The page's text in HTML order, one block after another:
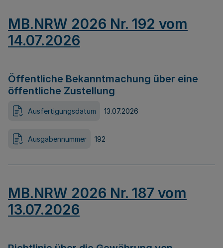
MB.NRW 2026 Nr. 192 vom
14.07.2026
Öffentliche Bekanntmachung über eine
öffentliche Zustellung
Ausfertigungsdatum 13.07.2026
Ausgabennummer 192
MB.NRW 2026 Nr. 187 vom
13.07.2026